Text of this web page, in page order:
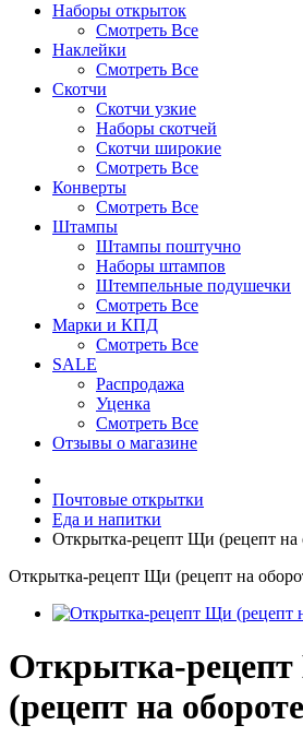
Наборы открыток
Смотреть Все
Наклейки
Смотреть Все
Скотчи
Скотчи узкие
Наборы скотчей
Скотчи широкие
Смотреть Все
Конверты
Смотреть Все
Штампы
Штампы поштучно
Наборы штампов
Штемпельные подушечки
Смотреть Все
Марки и КПД
Смотреть Все
SALE
Распродажа
Уценка
Смотреть Все
Отзывы о магазине
Почтовые открытки
Еда и напитки
Открытка-рецепт Щи (рецепт на
Открытка-рецепт Щи (рецепт на
Открытка-
(рецепт на